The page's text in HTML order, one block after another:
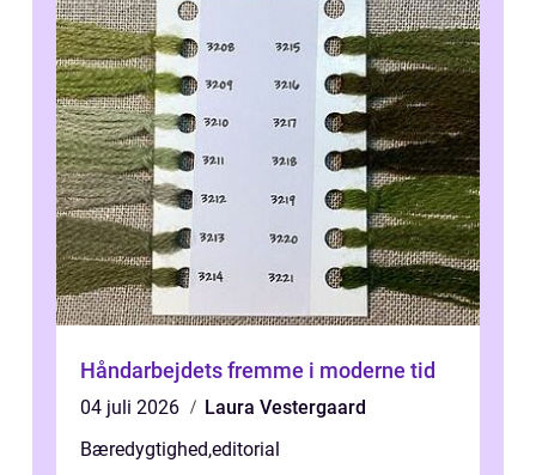
Håndarbejdets fremme i moderne tid
04 juli 2026
Laura Vestergaard
Bæredygtighed,editorial